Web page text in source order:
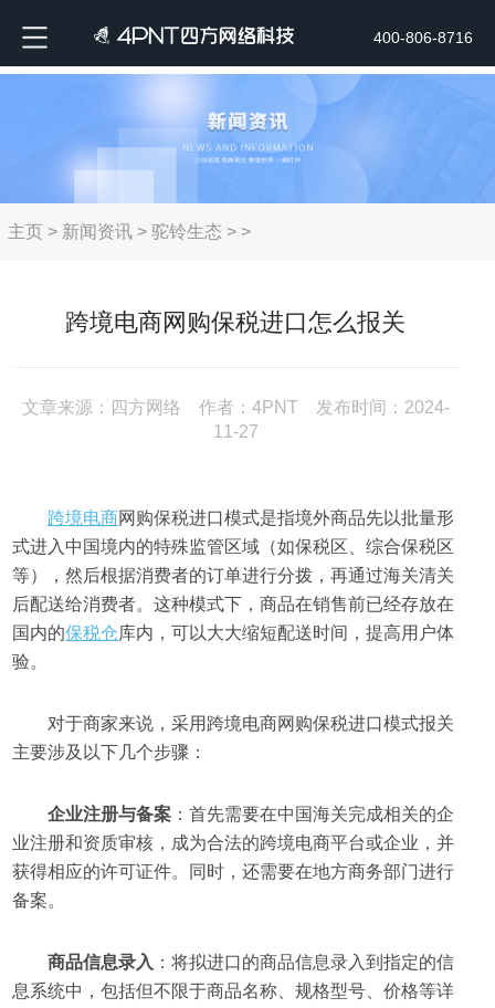
400-806-8716
主页> 新闻资讯> 驼铃生态 > >
跨境电商网购保税进口怎么报关
文章来源：四方网络 作者：4PNT 发布时间：2024-
11-27
跨境电商网购保税进口模式是指境外商品先以批量形
式进入中国境内的特殊监管区域（如保税区、综合保税区
等），然后根据消费者的订单进行分拨，再通过海关清关
后配送给消费者。这种模式下，商品在销售前已经存放在
国内的保税仓库内，可以大大缩短配送时间，提高用户体
验。
对于商家来说，采用跨境电商网购保税进口模式报关
主要涉及以下几个步骤：
企业注册与备案 ：首先需要在中国海关完成相关的企
业注册和资质审核，成为合法的跨境电商平台或企业，并
获得相应的许可证件。同时，还需要在地方商务部门进行
备案。
商品信息录入 ：将拟进口的商品信息录入到指定的信
息系统中，包括但不限于商品名称、规格型号、价格等详